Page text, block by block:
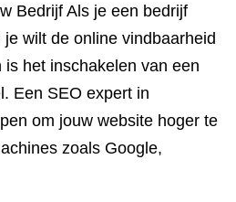
Bedrijf Als je een bedrijf
wilt de online vindbaarheid
het inschakelen van een
Een SEO expert in
om jouw website hoger te
zoals Google,